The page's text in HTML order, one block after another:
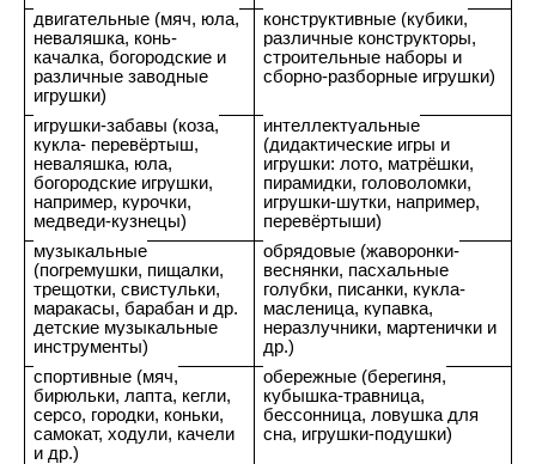
двигательные (мяч, юла,
неваляшка, конь-
качалка, богородские и
различные заводные
игрушки)
конструктивные (кубики,
различные конструкторы,
строительные наборы и
сборно-разборные игрушки)
игрушки-забавы (коза,
кукла- перевёртыш,
неваляшка, юла,
богородские игрушки,
например, курочки,
медведи-кузнецы)
интеллектуальные
(дидактические игры и
игрушки: лото, матрёшки,
пирамидки, головоломки,
игрушки-шутки, например,
перевёртыши)
музыкальные
(погремушки, пищалки,
трещотки, свистульки,
маракасы, барабан и др.
детские музыкальные
инструменты)
обрядовые (жаворонки-
веснянки, пасхальные
голубки, писанки, кукла-
масленица, купавка,
неразлучники, мартенички и
др.)
спортивные (мяч,
бирюльки, лапта, кегли,
серсо, городки, коньки,
самокат, ходули, качели
и др.)
обережные (берегиня,
кубышка-травница,
бессонница, ловушка для
сна, игрушки-подушки)